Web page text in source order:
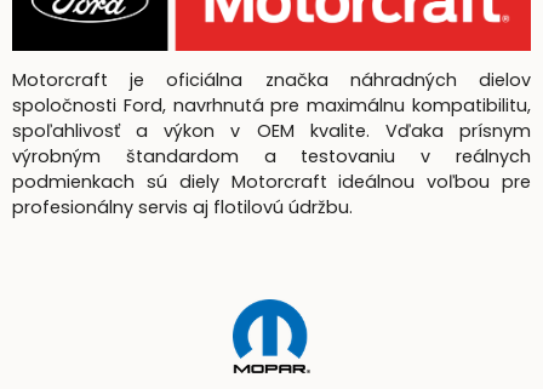
Motorcraft je oficiálna značka náhradných dielov
spoločnosti Ford, navrhnutá pre maximálnu kompatibilitu,
spoľahlivosť a výkon v OEM kvalite. Vďaka prísnym
výrobným štandardom a testovaniu v reálnych
podmienkach sú diely Motorcraft ideálnou voľbou pre
profesionálny servis aj flotilovú údržbu.